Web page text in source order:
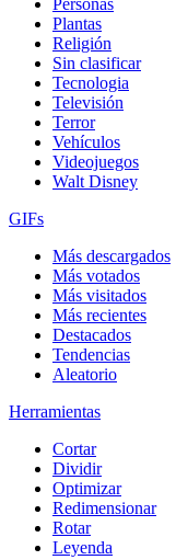
Personas
Plantas
Religión
Sin clasificar
Tecnologia
Televisión
Terror
Vehículos
Videojuegos
Walt Disney
GIFs
Más descargados
Más votados
Más visitados
Más recientes
Destacados
Tendencias
Aleatorio
Herramientas
Cortar
Dividir
Optimizar
Redimensionar
Rotar
Leyenda